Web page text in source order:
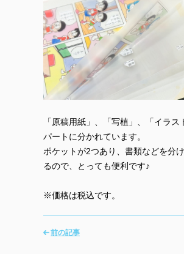
「原稿用紙」、「写植」、「イラス
パートに分かれています。
ポケットが2つあり、書類などを分
るので、とっても便利です♪
※価格は税込です。
前の記事